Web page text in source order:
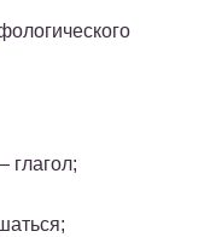
глагол;